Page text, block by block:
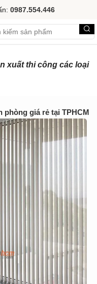
0987.554.446
xuất thi công các loại
phòng giá rẻ tại TPHCM